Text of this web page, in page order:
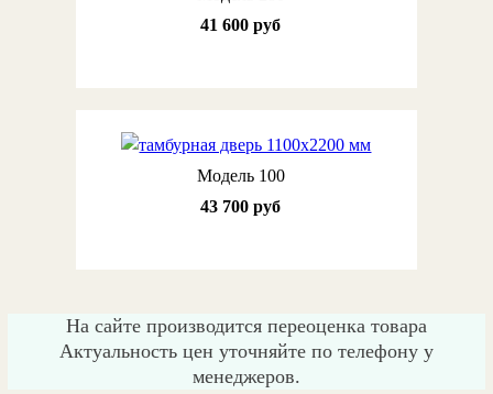
41 600 руб
Модель 100
43 700 руб
На сайте производится переоценка товара
Актуальность цен уточняйте по телефону у
менеджеров.